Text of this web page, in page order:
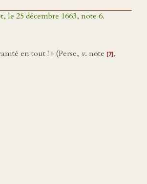
le 25 décembre 1663, note 6.
en tout ! » (Perse, v. note [7],